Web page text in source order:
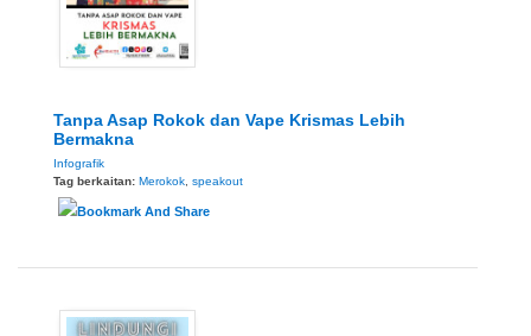
Tanpa Asap Rokok dan Vape Krismas Lebih
Bermakna
Infografik
Tag berkaitan: Merokok speakout